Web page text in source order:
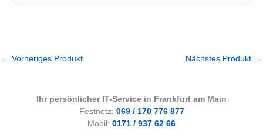
← Vorheriges Produkt Nächstes Produkt →
Ihr persönlicher IT-Service in Frankfurt am Main
Festnetz: 069 / 170 776 877
Mobil: 0171 / 937 62 66